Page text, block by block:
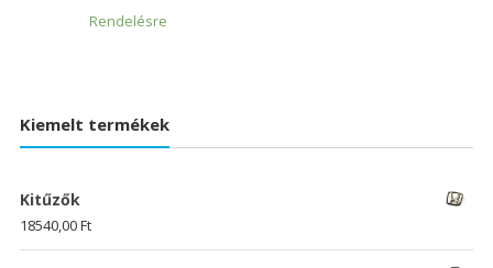
Rendelésre
Kiemelt termékek
Kitűzők
18540,00Ft